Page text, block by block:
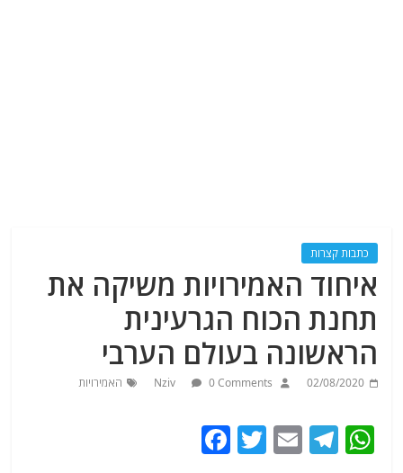
כתבות קצרות
איחוד האמירויות משיקה את
תחנת הכוח הגרעינית
הראשונה בעולם הערבי
02/08/2020
Nziv 0 Comments האמירויות
W
T
E
T